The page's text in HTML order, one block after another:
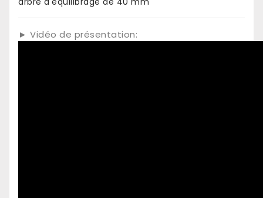
► Vidéo de présentation: